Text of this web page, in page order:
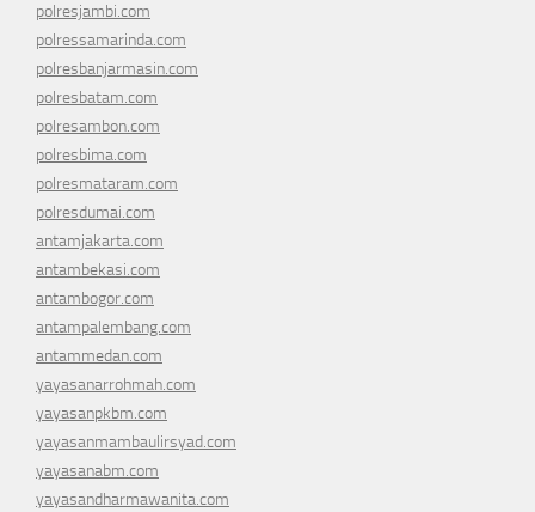
polresjambi.com
polressamarinda.com
polresbanjarmasin.com
polresbatam.com
polresambon.com
polresbima.com
polresmataram.com
polresdumai.com
antamjakarta.com
antambekasi.com
antambogor.com
antampalembang.com
antammedan.com
yayasanarrohmah.com
yayasanpkbm.com
yayasanmambaulirsyad.com
yayasanabm.com
yayasandharmawanita.com